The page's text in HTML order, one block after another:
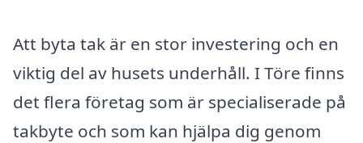
Att byta tak är en stor investering och en
viktig del av husets underhåll. I Töre finns
det flera företag som är specialiserade på
takbyte och som kan hjälpa dig genom